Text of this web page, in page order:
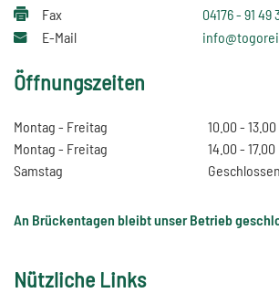
Fax
04176 - 91 49
E-Mail
Öffnungszeiten
Montag - Freitag
10.00 - 13.00
Montag - Freitag
14.00 - 17.00
Samstag
Geschlossen
An Brückentagen bleibt unser Betrieb
Nützliche Links